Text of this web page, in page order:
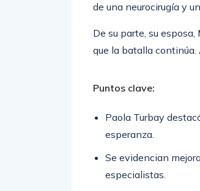
de una neurocirugía y
De su parte, su esposa,
que la batalla
Puntos clave:
Paola Turbay
esperanza.
Se evidencian
especialistas.